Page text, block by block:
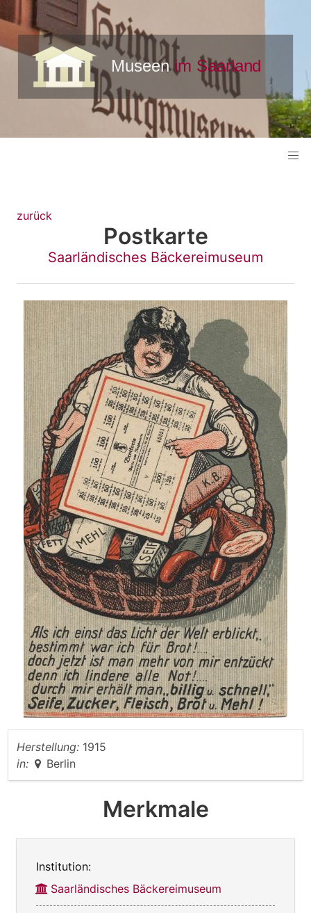
zurück
Postkarte
Saarländisches Bäckereimuseum
Herstellung: 1915
in:
Berlin
Merkmale
Institution:
Saarländisches Bäckereimuseum